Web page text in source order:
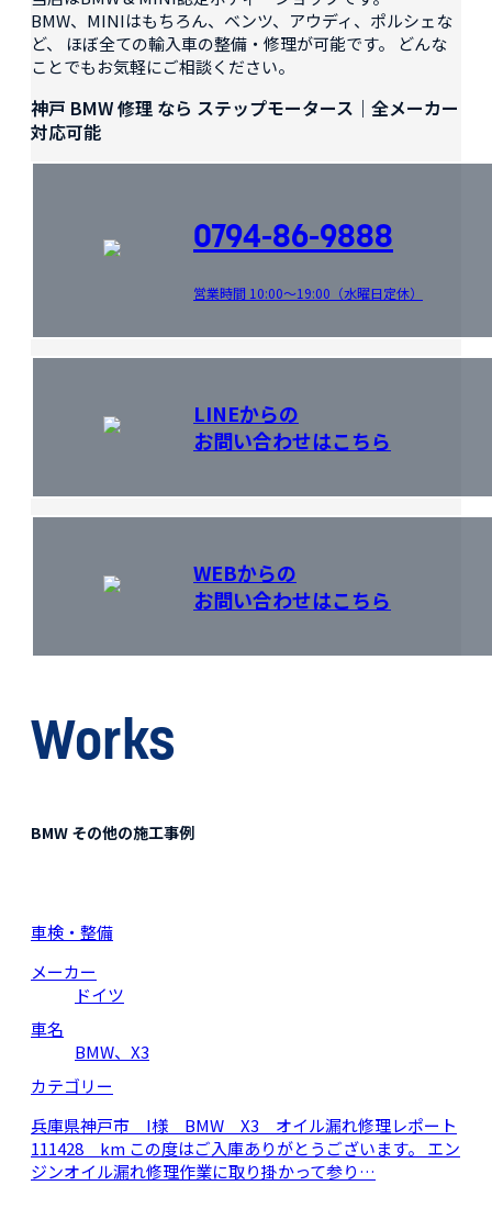
BMW、MINIはもちろん、ベンツ、アウディ、ポルシェな
ど、 ほぼ全ての輸入車の整備・修理が可能です。 どんな
ことでもお気軽にご相談ください。
神戸 BMW 修理 なら ステップモータース｜全メーカー
対応可能
0794-86-9888
営業時間 10:00～19:00（水曜日定休）
LINEからの
お問い合わせはこちら
WEBからの
お問い合わせはこちら
Works
BMW その他の施工事例
車検・整備
メーカー
ドイツ
車名
BMW、X3
カテゴリー
兵庫県神戸市 I様 BMW X3 オイル漏れ修理レポート
111428 km この度はご入庫ありがとうございます。 エン
ジンオイル漏れ修理作業に取り掛かって参り…